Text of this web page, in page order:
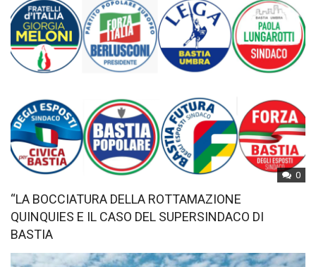
0
“LA BOCCIATURA DELLA ROTTAMAZIONE
QUINQUIES E IL CASO DEL SUPERSINDACO DI
BASTIA